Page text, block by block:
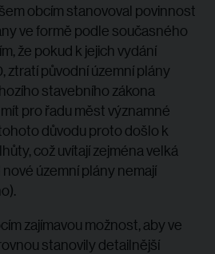
obcím stanovoval povinnost
ve formě podle současného
že pokud k jejich vydání
ztratí původní územní plány
stavebního zákona
pro řadu měst významné
důvodu proto došlo k
což uvítají zejména velká
územní plány nemají
zajímavou možnost, aby ve
stanovily detailnější